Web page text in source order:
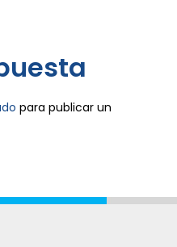
para publicar un